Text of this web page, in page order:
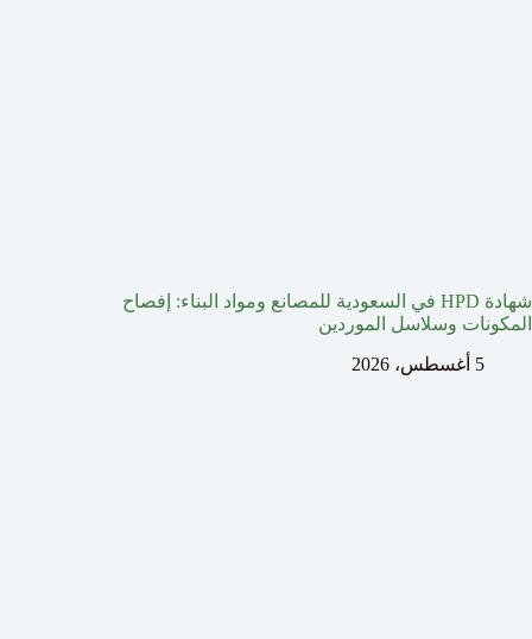
شهادة HPD في السعودية للمصانع ومواد البناء: إفصاح
المكونات وسلاسل الموردين
5 أغسطس، 2026